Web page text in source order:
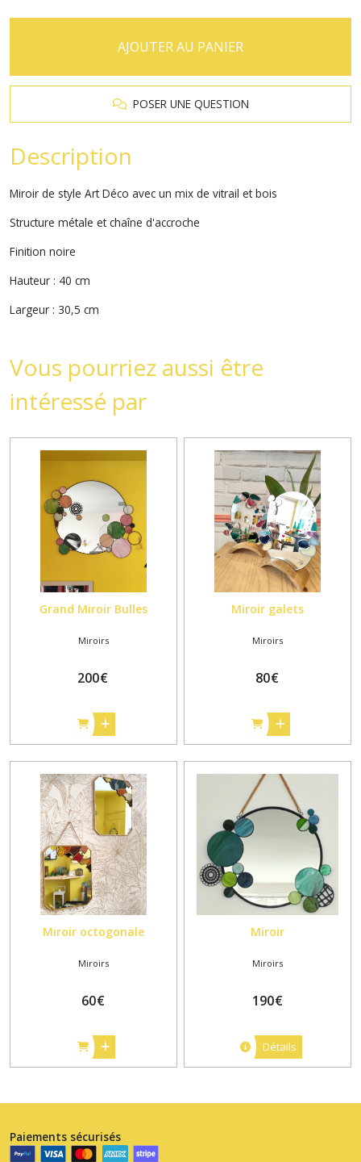
AJOUTER AU PANIER
POSER UNE QUESTION
Description
Miroir de style Art Déco avec un mix de vitrail et bois
Structure métale et chaîne d'accroche
Finition noire
Hauteur : 40 cm
Largeur : 30,5 cm
Vous pourriez aussi être
intéressé par
Grand Miroir Bulles
Miroirs
200€
Miroir galets
Miroirs
80€
Miroir octogonale
Miroirs
60€
Miroir
Miroirs
190€
Détails
Paiements sécurisés